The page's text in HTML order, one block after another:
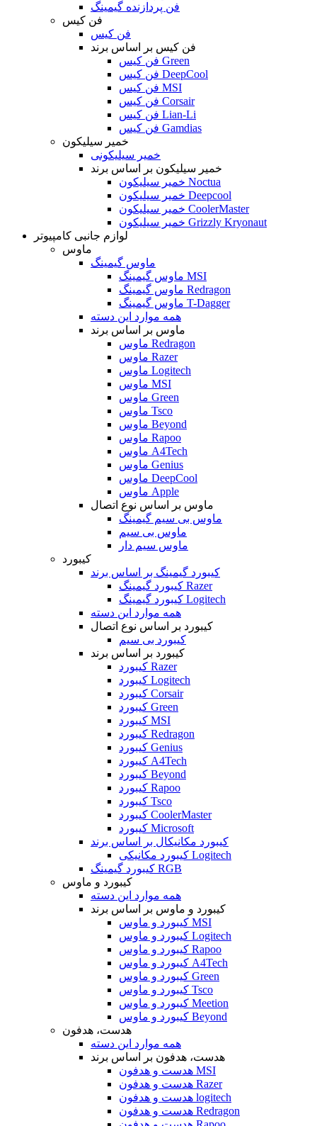
فن پردازنده گیمینگ
فن کیس
فن کیس
فن کیس بر اساس برند
فن کیس Green
فن کیس DeepCool
فن کیس MSI
فن کیس Corsair
فن کیس Lian-Li
فن کیس Gamdias
خمیر سیلیکون
خمیر سیلیکونی
خمیر سیلیکون بر اساس برند
خمیر سیلیکون Noctua
خمیر سیلیکون Deepcool
خمیر سیلیکون CoolerMaster
خمیر سیلیکون Grizzly Kryonaut
لوازم جانبی کامپیوتر
ماوس
ماوس گیمینگ
ماوس گیمینگ MSI
ماوس گیمینگ Redragon
ماوس گیمینگ T-Dagger
همه موارد این دسته
ماوس بر اساس برند
ماوس Redragon
ماوس Razer
ماوس Logitech
ماوس MSI
ماوس Green
ماوس Tsco
ماوس Beyond
ماوس Rapoo
ماوس A4Tech
ماوس Genius
ماوس DeepCool
ماوس Apple
ماوس بر اساس نوع اتصال
ماوس بی سیم گیمینگ
ماوس بی سیم
ماوس سیم دار
کیبورد
کیبورد گیمینگ بر اساس برند
کیبورد گیمینگ Razer
کیبورد گیمینگ Logitech
همه موارد این دسته
کیبورد بر اساس نوع اتصال
کیبورد بی سیم
کیبورد بر اساس برند
کیبورد Razer
کیبورد Logitech
کیبورد Corsair
کیبورد Green
کیبورد MSI
کیبورد Redragon
کیبورد Genius
کیبورد A4Tech
کیبورد Beyond
کیبورد Rapoo
کیبورد Tsco
کیبورد CoolerMaster
کیبورد Microsoft
کیبورد مکانیکال بر اساس برند
کیبورد مکانیکی Logitech
کیبورد گیمینگ RGB
کیبورد و ماوس
همه موارد این دسته
کیبورد و ماوس بر اساس برند
کیبورد و ماوس MSI
کیبورد و ماوس Logitech
کیبورد و ماوس Rapoo
کیبورد و ماوس A4Tech
کیبورد و ماوس Green
کیبورد و ماوس Tsco
کیبورد و ماوس Meetion
کیبورد و ماوس Beyond
هدست، هدفون
همه موارد این دسته
هدست، هدفون بر اساس برند
هدست و هدفون MSI
هدست و هدفون Razer
هدست و هدفون logitech
هدست و هدفون Redragon